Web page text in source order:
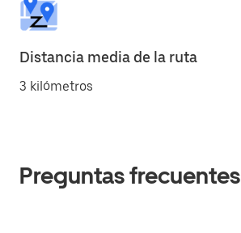
Distancia media de la ruta
3 kilómetros
Preguntas frecuentes